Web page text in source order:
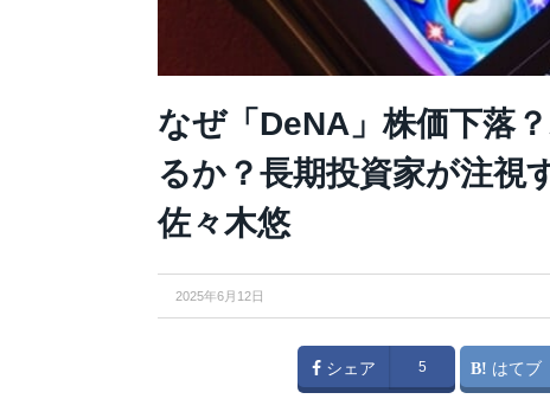
なぜ「DeNA」株価下落
るか？長期投資家が注視
佐々木悠
2025年6月12日
シェア 5 はてブ